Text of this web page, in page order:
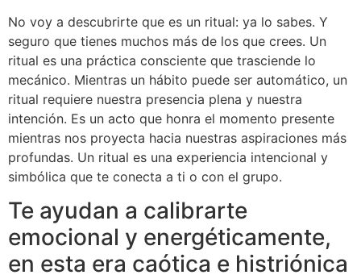
No voy a descubrirte que es un ritual: ya lo sabes. Y
seguro que tienes muchos más de los que crees. Un
ritual es una práctica consciente que trasciende lo
mecánico. Mientras un hábito puede ser automático, un
ritual requiere nuestra presencia plena y nuestra
intención. Es un acto que honra el momento presente
mientras nos proyecta hacia nuestras aspiraciones más
profundas. Un ritual es una experiencia intencional y
simbólica que te conecta a ti o con el grupo.
Te ayudan a calibrarte
emocional y energéticamente,
en esta era caótica e histriónica